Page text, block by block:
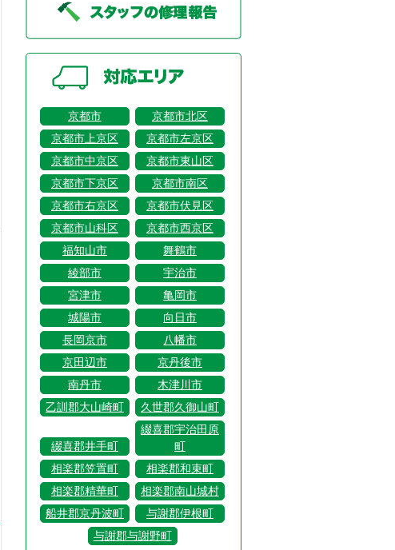
京都市
京都市北区
京都市上京区
京都市左京区
京都市中京区
京都市東山区
京都市下京区
京都市南区
京都市右京区
京都市伏見区
京都市山科区
京都市西京区
福知山市
舞鶴市
綾部市
宇治市
宮津市
亀岡市
城陽市
向日市
長岡京市
八幡市
京田辺市
京丹後市
南丹市
木津川市
乙訓郡大山崎町
久世郡久御山町
綴喜郡井手町
綴喜郡宇治田原
町
相楽郡笠置町
相楽郡和束町
相楽郡精華町
相楽郡南山城村
船井郡京丹波町
与謝郡伊根町
与謝郡与謝野町